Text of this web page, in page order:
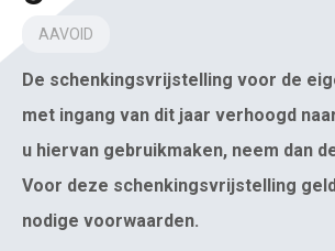
AAVOID
De schenkingsvrijstelling voor de
met ingang van dit jaar verhoogd
u hiervan gebruikmaken, neem dan
Voor deze schenkingsvrijstelling
nodige voorwaarden.